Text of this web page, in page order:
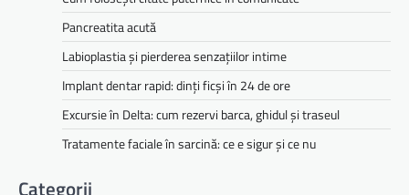
Pancreatita acută
Labioplastia și pierderea senzațiilor intime
Implant dentar rapid: dinți ficși în 24 de ore
Excursie în Delta: cum rezervi barca, ghidul și traseul
Tratamente faciale în sarcină: ce e sigur și ce nu
Categorii